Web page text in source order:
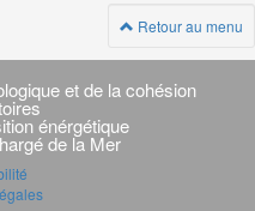
Retour au menu
et de la cohésion
énérgétique
de la Mer